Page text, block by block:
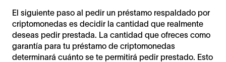
El siguiente paso al pedir un préstamo respaldado por
criptomonedas es decidir la cantidad que realmente
deseas pedir prestada. La cantidad que ofreces como
garantía para tu préstamo de criptomonedas
determinará cuánto se te permitirá pedir prestado. Esto